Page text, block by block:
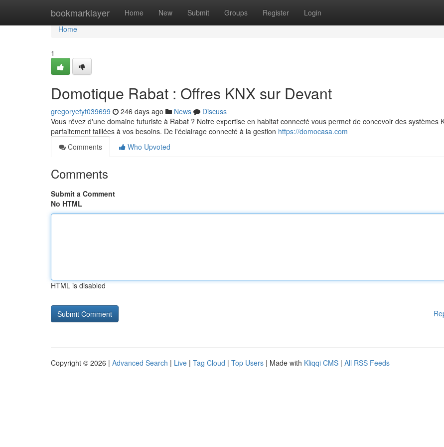
bookmarklayer Home New Submit Groups Register Login
Home
Home
1
Domotique Rabat : Offres KNX sur Devant
gregoryefyt039699 246 days ago News
Discuss
Vous rêvez d'une domaine futuriste à Rabat ? Notre expertise en habitat connecté vous permet de concevoir des systèmes
parfaitement taillées à vos besoins. De l'éclairage connecté à la gestion https://domocasa.com
Comments
Who Upvoted
Comments
Submit a Comment
No HTML
HTML is disabled
Copyright © 2026 | Advanced Search | Live | Tag Cloud | Top Users | Made with Kliqqi CMS | All RSS Feeds